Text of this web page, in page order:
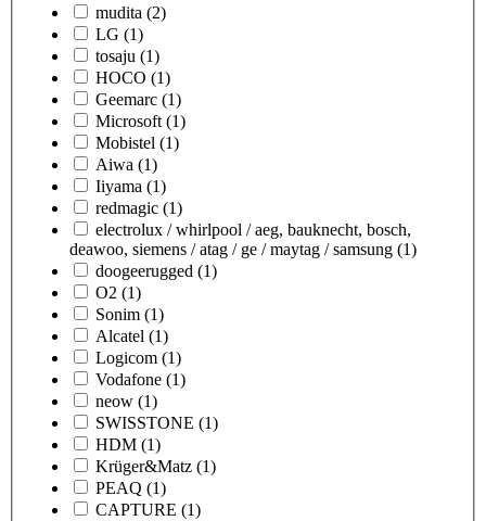
mudita (2)
LG (1)
tosaju (1)
HOCO (1)
Geemarc (1)
Microsoft (1)
Mobistel (1)
Aiwa (1)
Iiyama (1)
redmagic (1)
electrolux / whirlpool / aeg, bauknecht, bosch,
deawoo, siemens / atag / ge / maytag / samsung (1)
doogeerugged (1)
O2 (1)
Sonim (1)
Alcatel (1)
Logicom (1)
Vodafone (1)
neow (1)
SWISSTONE (1)
HDM (1)
Krüger&Matz (1)
PEAQ (1)
CAPTURE (1)